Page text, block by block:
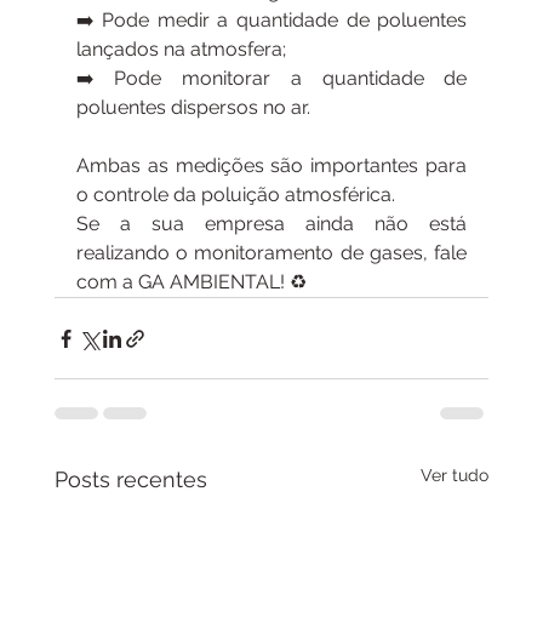
➡️ Pode medir a quantidade de poluentes
lançados na atmosfera;
➡️ Pode monitorar a quantidade de
poluentes dispersos no ar.
Ambas as medições são importantes para
o controle da poluição atmosférica.
Se a sua empresa ainda não está
realizando o monitoramento de gases, fale
com a GA AMBIENTAL! ♻️
Posts recentes Ver tudo